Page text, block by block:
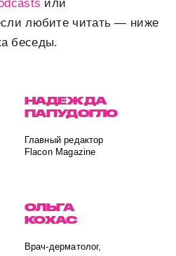
или
любите читать — ниже
беседы.
НАДЕЖДА
ПАПУДОГЛО
Главный редактор
Flacon Magazine
ОЛЬГА
КОХАС
Врач-дерматолог,